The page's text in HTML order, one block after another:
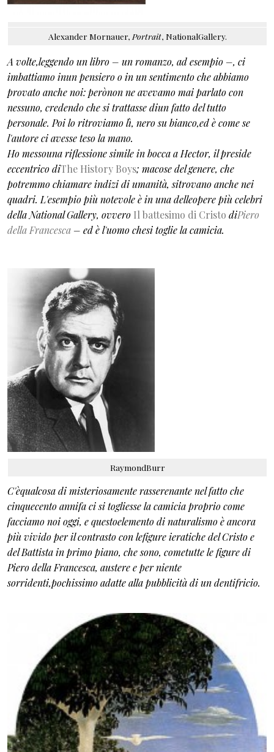
Alexander Mornauer, Portrait, NationalGallery.
A volte,leggendo un libro – un romanzo, ad esempio –, ci
imbattiamo inun pensiero o in un sentimento che abbiamo
provato anche noi: perònon ne avevamo mai parlato con
nessuno, credendo che si trattasse diun fatto del tutto
personale. Poi lo ritroviamo lì, nero su bianco,ed è come se
l'autore ci avesse teso la mano.
Ho messouna riflessione simile in bocca a Hector, il preside
eccentrico diThe History Boys; macose del genere, che
potremmo chiamare indizi di umanità, sitrovano anche nei
quadri. L'esempio più notevole è in una delleopere più celebri
della National Gallery, ovvero Il battesimo di Cristo diPiero
della Francesca – ed è l'uomo chesi toglie la camicia.
RaymondBurr
C'èqualcosa di misteriosamente rasserenante nel fatto che
cinquecento annifa ci si togliesse la camicia proprio come
facciamo noi oggi, e questoelemento di naturalismo è ancora
più vivido per il contrasto con lefigure ieratiche del Cristo e
del Battista in primo piano, che sono, cometutte le figure di
Piero della Francesca, austere e per niente
sorridenti,pochissimo adatte alla pubblicità di un dentifricio.